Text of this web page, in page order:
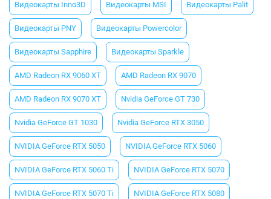
Видеокарты Inno3D Видеокарты MSI Видеокарты Palit
Видеокарты PNY Видеокарты Powercolor
Видеокарты Sapphire Видеокарты Sparkle
AMD Radeon RX 9060 XT AMD Radeon RX 9070
AMD Radeon RX 9070 XT Nvidia GeForce GT 730
Nvidia GeForce GT 1030 Nvidia GeForce RTX 3050
NVIDIA GeForce RTX 5050 NVIDIA GeForce RTX 5060
NVIDIA GeForce RTX 5060 Ti NVIDIA GeForce RTX 5070
NVIDIA GeForce RTX 5070 Ti NVIDIA GeForce RTX 5080